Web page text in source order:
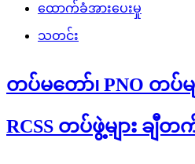
ထောက်ခံအားပေးမှု
သတင်း
တပ်မတော်၊ PNO တပ်မျ
RCSS တပ်ဖွဲ့များ ချီ